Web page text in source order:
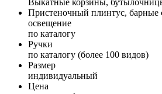
Пристеночный плинтус, барные
освещение
по каталогу
Ручки
по каталогу (более 100 видов)
Размер
индивидуальный
Цена